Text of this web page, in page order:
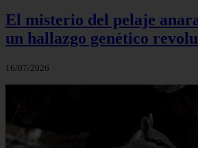
El misterio del pelaje
un hallazgo genético
16/07/2026